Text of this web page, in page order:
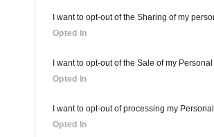
I want to opt-out of the Sharing of my
Opted In
I want to opt-out of the Sale of my
Opted In
I want to opt-out of processing my
Opted In
Activités :Couverture tuiles / petits
Pas d'avis pour ce pro.
Labels et certifications : Non communiqué